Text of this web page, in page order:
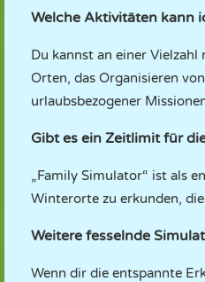
Welche Aktivitäten kann
Du kannst an einer
Orten, das Organisieren
urlaubsbezogener
Gibt es ein Zeitlimit für
„Family Simulator“ ist als
Winterorte zu erkunden,
Weitere fesselnde
Wenn dir die entspannte